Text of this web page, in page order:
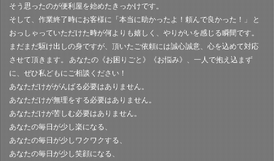
そう思ったのが便利屋を始めたきっかけです。
そして、作業終了時にお客様に「本当に助かったよ！頼んで良かった！」 と
おっしゃっていただけた時が何よりも嬉しく、やりがいを感じる瞬間です。
まだまだ駆け出しの身ですが、頂いたご依頼には誠心誠意、心を込めて対応
させて頂きます。 あなたの《お困りごと》《お悩み》、一人で抱え込まず
に、ぜひ私どもにご相談ください！
あなただけががんばる必要はありません。
あなただけが無理をする必要はありません。
あなただけが苦しむ必要はありません。
あなたの毎日が少し楽になる、
あなたの毎日が少しワクワクする、
あなたの毎日が少し笑顔になる、